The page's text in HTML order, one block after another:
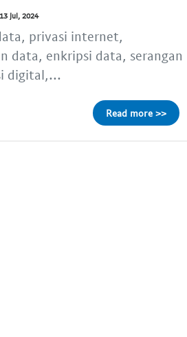
Jul, 2024
privasi internet,
data, enkripsi data, serangan
digital,...
Read more >>